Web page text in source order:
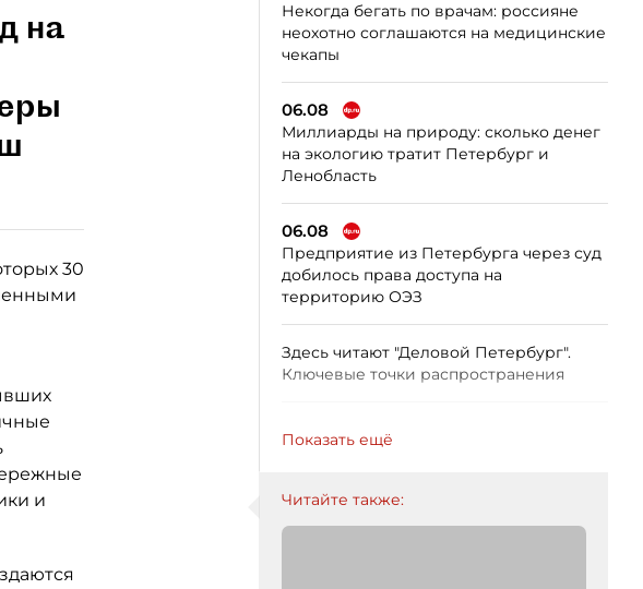
на
30
и
Некогда бегать по врачам: россияне
неохотно соглашаются на медицинские
чекапы
06.08
Миллиарды на природу: сколько денег
на экологию тратит Петербург и
Ленобласть
06.08
Предприятие из Петербурга через суд
добилось права доступа на
территорию ОЭЗ
Здесь читают "Деловой Петербург".
Ключевые точки распространения
Показать ещё
Читайте также: